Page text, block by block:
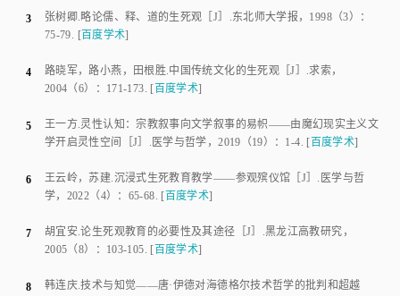
3 张树卿.略论儒、释、道的生死观 ［J］.东北师大学报 ， 1998（3）：
75-79. [百度学术]
4 路晓军 ，路小燕 ， 田根胜.中国传统文化的生死观 ［J］.求索，
2004 （6）： 171-173. [ 百度学术]
5 王一方.灵性认知：宗教叙事向文学叙事的易帜——由魔幻现实主义文
学开启灵性空间
［J］. 医学与哲学 ，2019 （19）： 1-4. [ 百度学术]
6 王云岭， 苏建.沉浸式生死教育教学——参观殡仪馆 ［J］. 医学与哲
学， 2022 （4）： 65-68. [ 百度学术]
7 胡宜安.论生死观教育的必要性及其途径 ［J］.黑龙江高教研究 ，
2005 （8）： 103-105. [ 百度学术]
8 韩连庆.技术与知觉——唐·伊德对海德格尔技术哲学的批判和超越